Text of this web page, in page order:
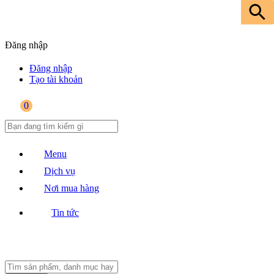
Đăng nhập
Đăng nhập
Tạo tài khoản
0
Menu
Dịch vụ
Nơi mua hàng
Tin tức